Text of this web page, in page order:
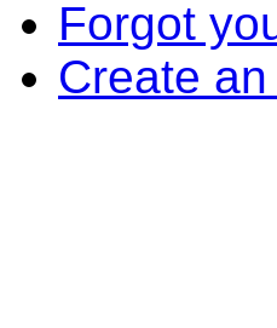
Forgot
Create